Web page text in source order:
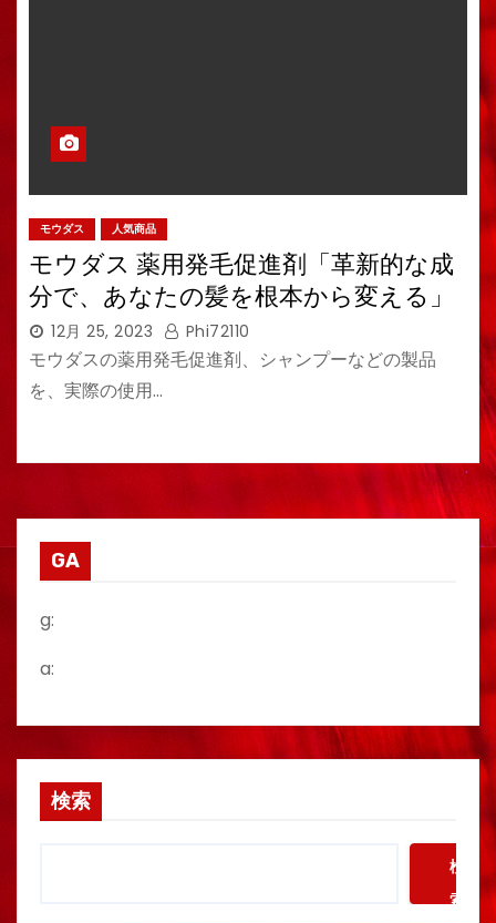
モウダス 人気商品
モウダス 薬用発毛促進剤「革新的な成
分で、あなたの髪を根本から変える」
12月 25, 2023 Phi72110
モウダスの薬用発毛促進剤、シャンプーなどの製品
を、実際の使用…
GA
g:
a:
検索
検
索